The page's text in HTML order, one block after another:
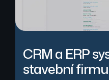
CRM a ERP
stavební firmu